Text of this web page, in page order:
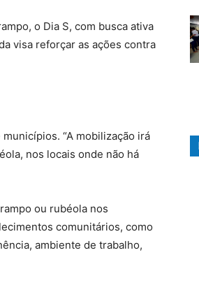
o Dia S, com busca ativa
visa reforçar as ações contra
“A mobilização irá
nos locais onde não há
ou rubéola nos
comunitários, como
ambiente de trabalho,